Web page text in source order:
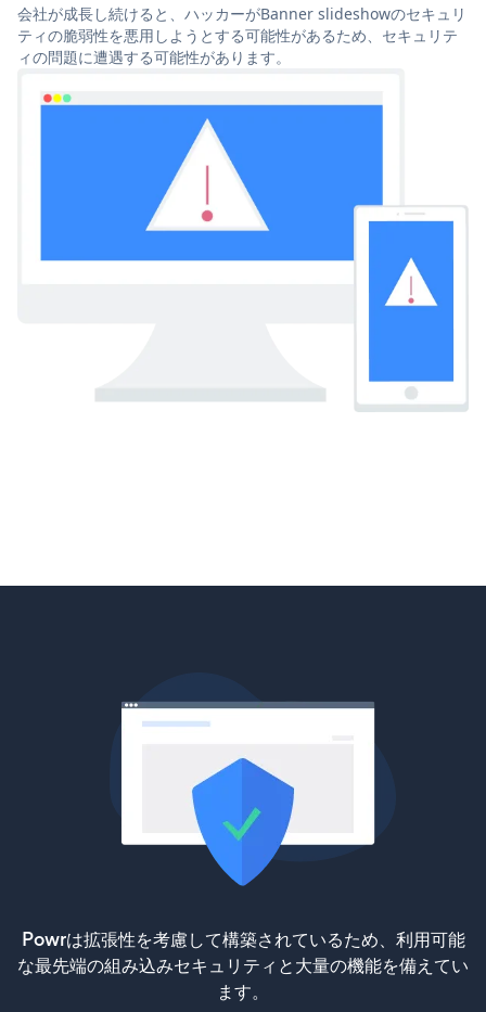
会社が成長し続けると、ハッカーがBanner slideshowのセキュリ
ティの脆弱性を悪用しようとする可能性があるため、セキュリテ
ィの問題に遭遇する可能性があります。
Powrは拡張性を考慮して構築されているため、利用可能
な最先端の組み込みセキュリティと大量の機能を備えてい
ます。